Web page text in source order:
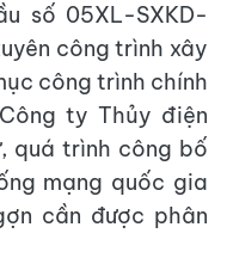
số 05XL-SXKD-
công trình xây
công trình chính
ty Thủy điện
quá trình công bố
mạng quốc gia
cần được phân